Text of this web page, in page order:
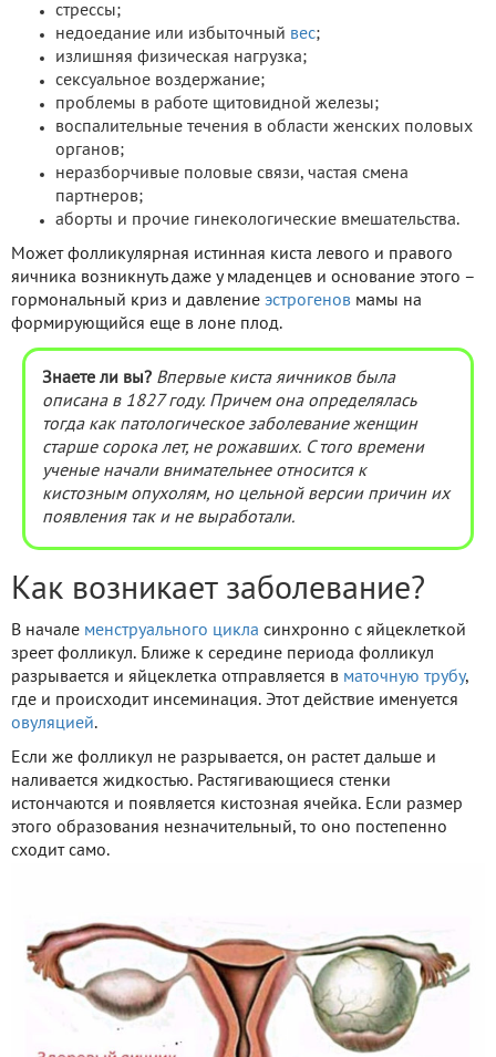
стрессы;
недоедание или избыточный вес;
излишняя физическая нагрузка;
сексуальное воздержание;
проблемы в работе щитовидной железы;
воспалительные течения в области женских половых
органов;
неразборчивые половые связи, частая смена
партнеров;
аборты и прочие гинекологические вмешательства.
Может фолликулярная истинная киста левого и правого
яичника возникнуть даже у младенцев и основание этого –
гормональный криз и давление эстрогенов мамы на
формирующийся еще в лоне плод.
Знаете ли вы? Впервые киста яичников была
описана в 1827 году. Причем она определялась
тогда как патологическое заболевание женщин
старше сорока лет, не рожавших. С того времени
ученые начали внимательнее относится к
кистозным опухолям, но цельной версии причин их
появления так и не выработали.
Как возникает заболевание?
В начале менструального цикла синхронно с яйцеклеткой
зреет фолликул. Ближе к середине периода фолликул
разрывается и яйцеклетка отправляется в маточную трубу,
где и происходит инсеминация. Этот действие именуется
овуляцией.
Если же фолликул не разрывается, он растет дальше и
наливается жидкостью. Растягивающиеся стенки
истончаются и появляется кистозная ячейка. Если размер
этого образования незначительный, то оно постепенно
сходит само.